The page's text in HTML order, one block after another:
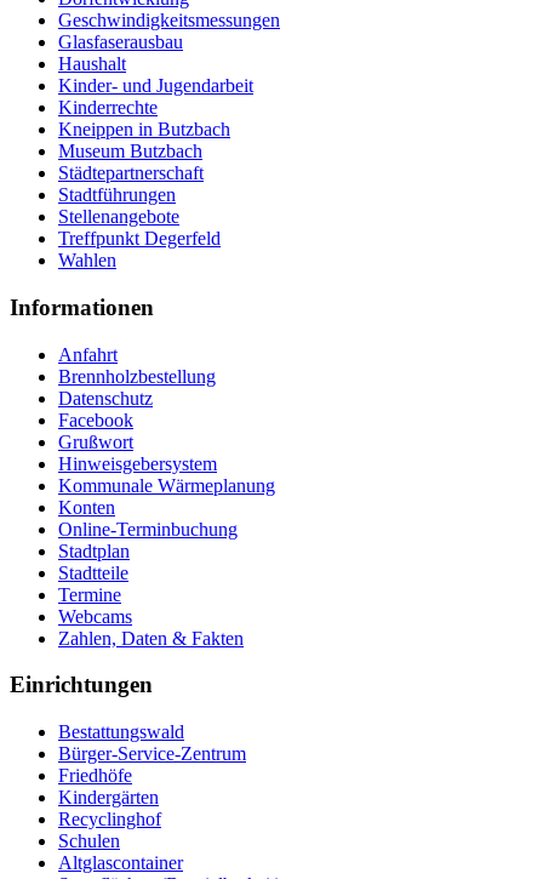
Geschwindigkeitsmessungen
Glasfaserausbau
Haushalt
Kinder- und Jugendarbeit
Kinderrechte
Kneippen in Butzbach
Museum Butzbach
Städtepartnerschaft
Stadtführungen
Stellenangebote
Treffpunkt Degerfeld
Wahlen
Informationen
Anfahrt
Brennholzbestellung
Datenschutz
Facebook
Grußwort
Hinweisgebersystem
Kommunale Wärmeplanung
Konten
Online-Terminbuchung
Stadtplan
Stadtteile
Termine
Webcams
Zahlen, Daten & Fakten
Einrichtungen
Bestattungswald
Bürger-Service-Zentrum
Friedhöfe
Kindergärten
Recyclinghof
Schulen
Altglascontainer